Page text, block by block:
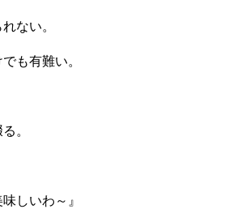
ない。
も有難い。
。
しいわ～』